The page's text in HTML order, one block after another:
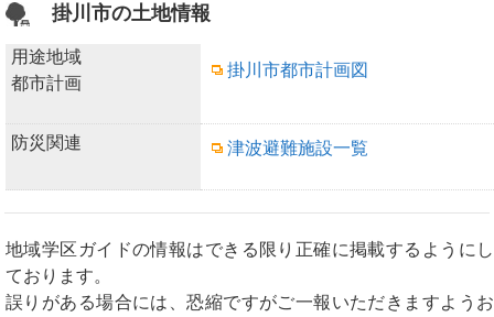
掛川市の土地情報
用途地域
都市計画
掛川市都市計画図
防災関連 津波避難施設一覧
地域学区ガイドの情報はできる限り正確に掲載するようにし
ております。
誤りがある場合には、恐縮ですがご一報いただきますようお